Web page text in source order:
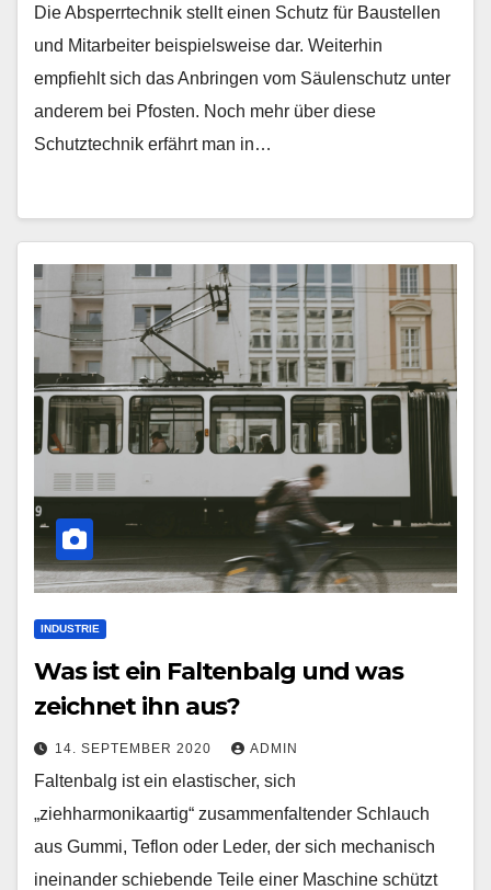
Die Absperrtechnik stellt einen Schutz für Baustellen
und Mitarbeiter beispielsweise dar. Weiterhin
empfiehlt sich das Anbringen vom Säulenschutz unter
anderem bei Pfosten. Noch mehr über diese
Schutztechnik erfährt man in…
INDUSTRIE
Was ist ein Faltenbalg und was
zeichnet ihn aus?
14. SEPTEMBER 2020 ADMIN
Faltenbalg ist ein elastischer, sich
„ziehharmonikaartig“ zusammenfaltender Schlauch
aus Gummi, Teflon oder Leder, der sich mechanisch
ineinander schiebende Teile einer Maschine schützt